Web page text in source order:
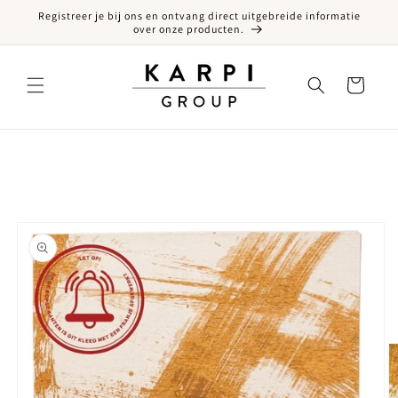
naar de content
Registreer je bij ons en ontvang direct uitgebreide informatie
over onze producten.
Winkelwagen